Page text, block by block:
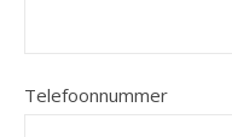
Telefoonnummer